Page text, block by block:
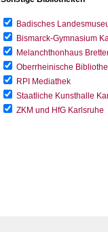
Badisches
Bismarck-Gymnasium
Melanchthonhaus
Oberrheinische
RPI Mediathek
Staatliche Kunsthalle
ZKM und HfG Karlsruhe